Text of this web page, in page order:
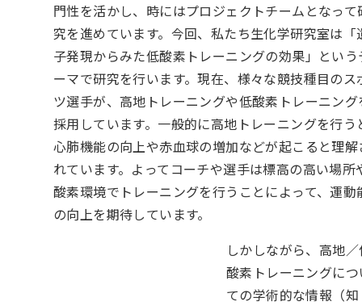
門性を活かし、時にはプロジェクトチームとなって
究を進めています。今回、私たち生化学研究室は「
子発現からみた低酸素トレーニングの効果」という
ーマで研究を行います。現在、様々な競技種目のス
ツ選手が、高地トレーニングや低酸素トレーニング
採用しています。一般的に高地トレーニングを行う
心肺機能の向上や赤血球の増加などが起こると理解
れています。よってコーチや選手は標高の高い場所
酸素環境でトレーニングを行うことによって、運動
の向上を期待しています。
しかしながら、高地
酸素トレーニングに
ての学術的な情報（知